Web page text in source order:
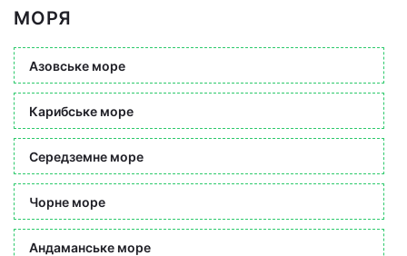
МОРЯ
Азовське море
Карибське море
Середземне море
Чорне море
Андаманське море